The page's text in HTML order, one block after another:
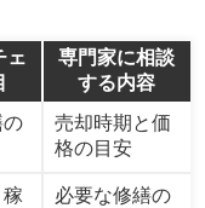
ェ
専門家に相談
する内容
の
売却時期と価
格の目安
必要な修繕の